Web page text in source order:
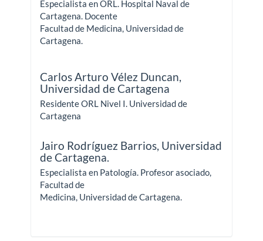
Especialista en ORL. Hospital Naval de
Cartagena. Docente
Facultad de Medicina, Universidad de
Cartagena.
Carlos Arturo Vélez Duncan,
Universidad de Cartagena
Residente ORL Nivel I. Universidad de
Cartagena
Jairo Rodríguez Barrios, Universidad
de Cartagena.
Especialista en Patología. Profesor asociado,
Facultad de
Medicina, Universidad de Cartagena.